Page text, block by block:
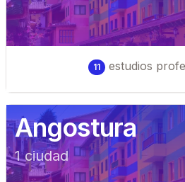
11 estudios
Angostura
1ciudad